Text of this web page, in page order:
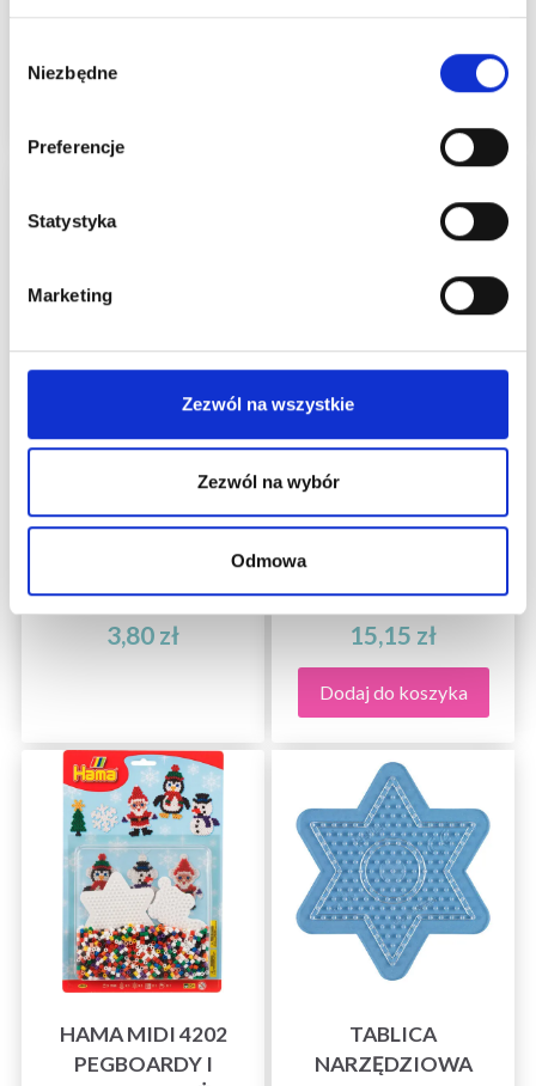
zgody
Niezbędne
Preferencje
Statystyka
Marketing
Zezwól na wszystkie
Zezwól na wybór
Odmowa
3,80 zł
PŁYTA HAMA MIDI
PRESS 7X7 CM
3,80 zł
HAMA MIDI
PEGBOARDY 4571
15,15 zł
Dodaj do koszyka
HAMA MIDI 4202
PEGBOARDY I
TABLICA
NARZĘDZIOWA